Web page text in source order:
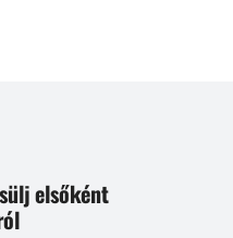
elsőként